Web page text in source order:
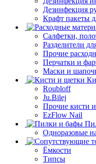
Дезинфекция
Крафт пакеты
Салфетки,
Разделители
Прочие
Перчатки и
Маски и
Roubloff
Ju.Bilej
Прочие кисти
EzFlow Nail
Одноразовые
Ёмкости
Типсы